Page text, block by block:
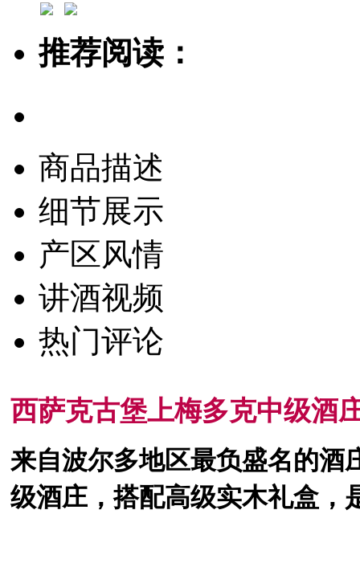
推荐阅读：
商品描述
细节展示
产区风情
讲酒视频
热门评论
西萨克古堡上梅多克中级酒
来自波尔多地区最负盛名的酒
级酒庄，搭配高级实木礼盒，